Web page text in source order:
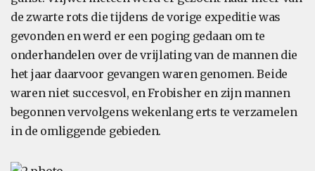
de zwarte rots die tijdens de vorige expeditie was
gevonden en werd er een poging gedaan om te
onderhandelen over de vrijlating van de mannen die
het jaar daarvoor gevangen waren genomen. Beide
waren niet succesvol, en Frobisher en zijn mannen
begonnen vervolgens wekenlang erts te verzamelen
in de omliggende gebieden.